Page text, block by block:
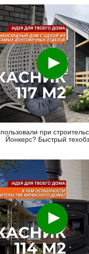
Смотреть
при
Йонкерс? Быстрый
Смотреть